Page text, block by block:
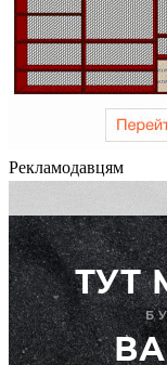
Рекламодавцям